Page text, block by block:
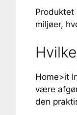
Produktet
miljøer,
Home>it
være
den